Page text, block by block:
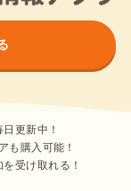
更新中！
も購入可能！
受け取れる！